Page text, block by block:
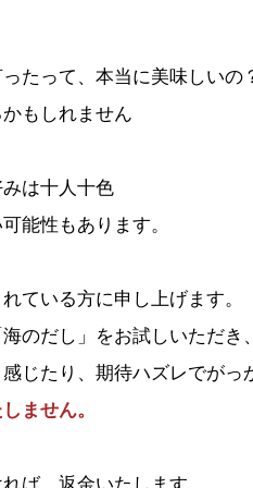
ったって、本当に美味しいの
もしれません
は十人十色
能性もあります。
ている方に申し上げます。
のだし」をお試しいただき、
じたり、期待ハズレでがっ
ません。